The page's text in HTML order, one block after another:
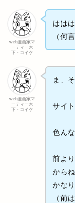
web漫画家マ
ーティー木
下・コイケ
ははは
（何
web漫画家マ
ーティー木
下・コイケ
ま、
サイ
色ん
前よ
からね
かな
（前